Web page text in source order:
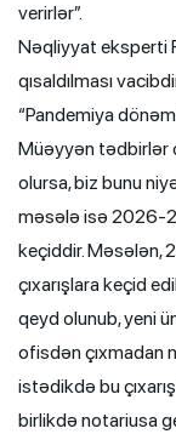
verirlər”.
Nəqliyyat eksperti
qısaldılması
“Pandemiya
Müəyyən tədbirlər
olursa, biz bunu
məsələ isə 2026-
keçiddir. Məsələn,
çıxarışlara keçid
qeyd olunub, yeni
ofisdən çıxmadan
istədikdə bu
birlikdə notariusa